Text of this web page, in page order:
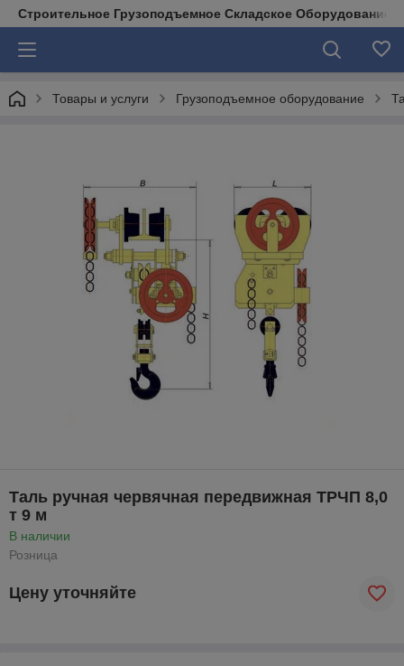
Строительное Грузоподъемное Складское Оборудование
Товары и услуги Грузоподъемное оборудование
Таль ручная червячная передвижная ТРЧП 8,0
т 9 м
В наличии
Розница
Цену уточняйте